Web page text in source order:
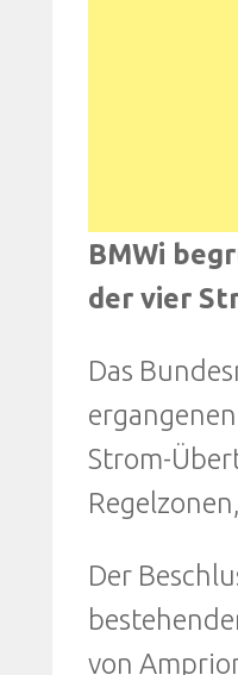
BMWi
der vier
Das
Strom-
Der
von